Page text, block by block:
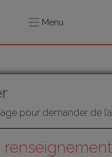
Menu
pour demander de